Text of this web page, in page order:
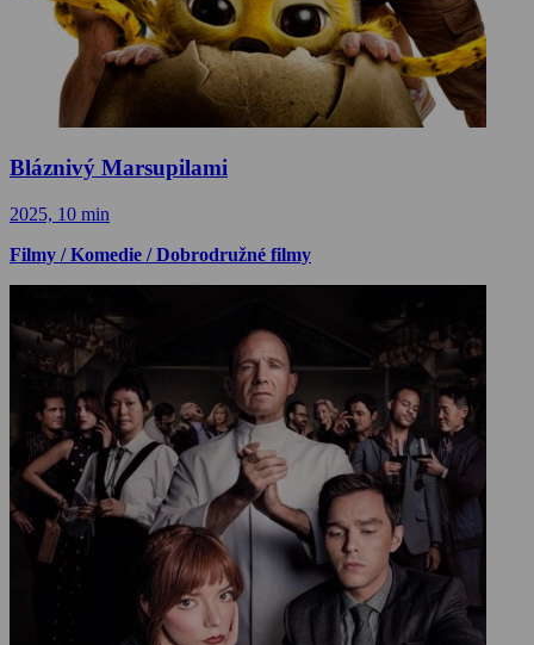
Bláznivý Marsupilami
2025, 10 min
Filmy / Komedie / Dobrodružné filmy